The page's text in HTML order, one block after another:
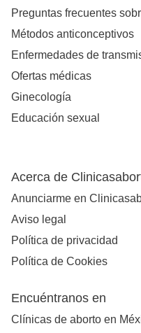
Preguntas frecuentes
Métodos anticonceptivos
Enfermedades de
Ofertas médicas
Ginecología
Educación sexual
Acerca de
Anunciarme en
Aviso legal
Política de privacidad
Política de Cookies
Encuéntranos en
Clínicas de aborto en